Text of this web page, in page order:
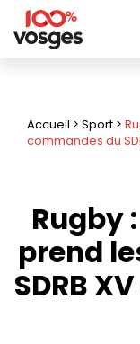
Accueil > Sport >
commandes du
Rugby
prend
SDRB